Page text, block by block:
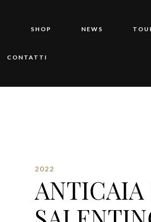
SHOP NEWS
CONTATTI
2022
ANTICAIA